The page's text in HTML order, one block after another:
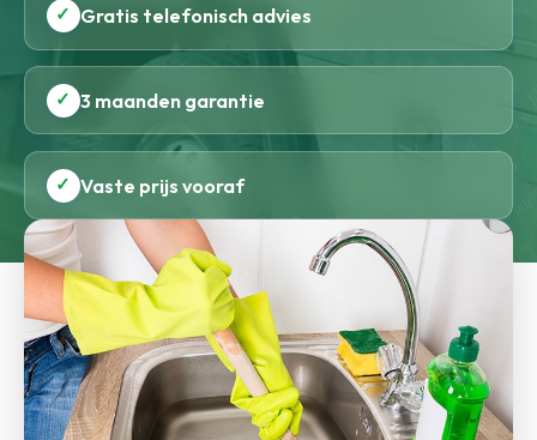
✓ Gratis telefonisch advies
✓ 3 maanden garantie
✓ Vaste prijs vooraf